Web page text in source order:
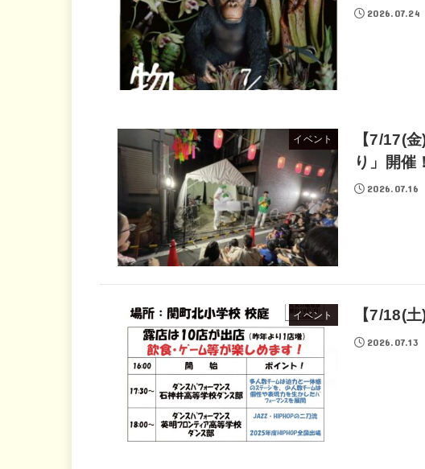
2026.07.24
イベント
【7/17(
り」開催！
2026.07.16
イベント 【7/18(
2026.07.13